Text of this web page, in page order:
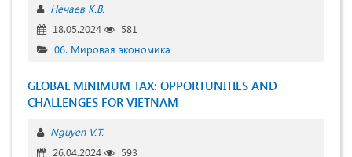
Нечаев К.В.
18.05.2024
581
06. Мировая экономика
GLOBAL MINIMUM TAX: OPPORTUNITIES AND
CHALLENGES FOR VIETNAM
Nguyen V.T.
26.04.2024
593